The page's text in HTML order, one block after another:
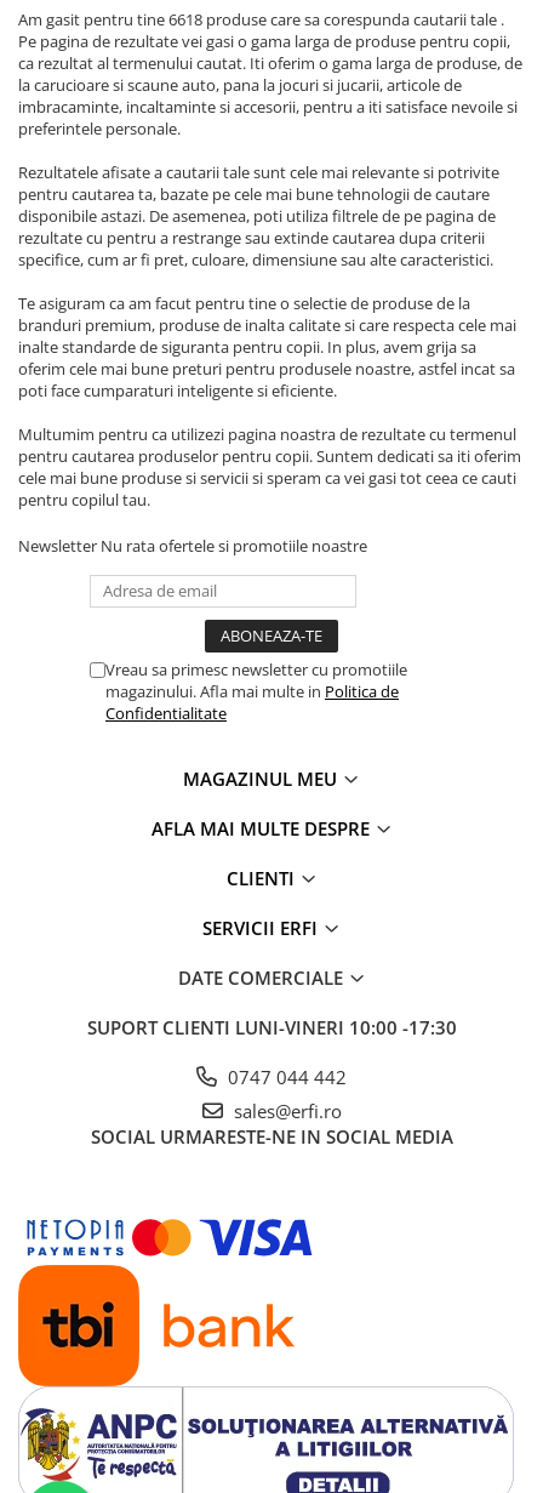
Am gasit pentru tine 6618 produse care sa corespunda cautarii tale .
Pe pagina de rezultate vei gasi o gama larga de produse pentru copii,
ca rezultat al termenului cautat. Iti oferim o gama larga de produse, de
la carucioare si scaune auto, pana la jocuri si jucarii, articole de
imbracaminte, incaltaminte si accesorii, pentru a iti satisface nevoile si
preferintele personale.
Rezultatele afisate a cautarii tale sunt cele mai relevante si potrivite
pentru cautarea ta, bazate pe cele mai bune tehnologii de cautare
disponibile astazi. De asemenea, poti utiliza filtrele de pe pagina de
rezultate cu pentru a restrange sau extinde cautarea dupa criterii
specifice, cum ar fi pret, culoare, dimensiune sau alte caracteristici.
Te asiguram ca am facut pentru tine o selectie de produse de la
branduri premium, produse de inalta calitate si care respecta cele mai
inalte standarde de siguranta pentru copii. In plus, avem grija sa
oferim cele mai bune preturi pentru produsele noastre, astfel incat sa
poti face cumparaturi inteligente si eficiente.
Multumim pentru ca utilizezi pagina noastra de rezultate cu termenul
pentru cautarea produselor pentru copii. Suntem dedicati sa iti oferim
cele mai bune produse si servicii si speram ca vei gasi tot ceea ce cauti
pentru copilul tau.
Newsletter Nu rata ofertele si promotiile noastre
Vreau sa primesc newsletter cu promotiile
magazinului. Afla mai multe in Politica de
Confidentialitate
MAGAZINUL MEU
AFLA MAI MULTE DESPRE
CLIENTI
SERVICII ERFI
DATE COMERCIALE
SUPORT CLIENTI LUNI-VINERI 10:00 -17:30
0747 044 442
sales@erfi.ro
SOCIAL URMARESTE-NE IN SOCIAL MEDIA